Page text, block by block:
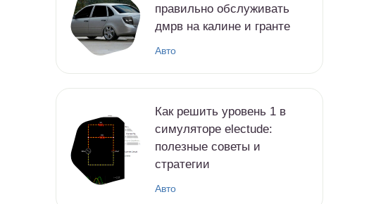
правильно обслуживать
дмрв на калине и гранте
Авто
Как решить уровень 1 в
симуляторе electude:
полезные советы и
стратегии
Авто